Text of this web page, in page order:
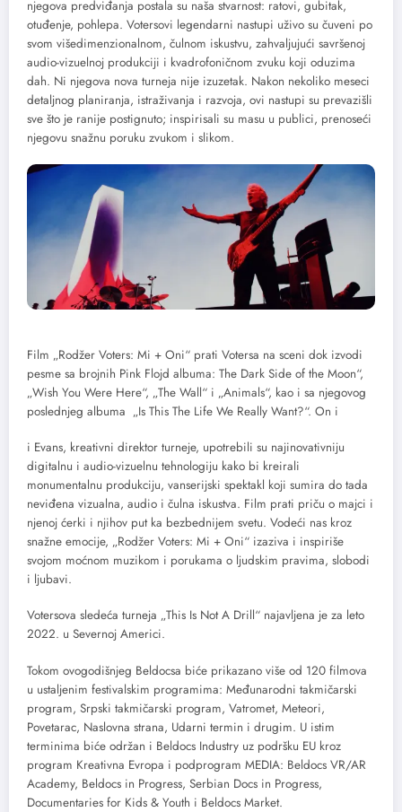
njegova predviđanja postala su naša stvarnost: ratovi, gubitak,
otuđenje, pohlepa. Votersovi legendarni nastupi uživo su čuveni po
svom višedimenzionalnom, čulnom iskustvu, zahvaljujući savršenoj
audio-vizuelnoj produkciji i kvadrofoničnom zvuku koji oduzima
dah. Ni njegova nova turneja nije izuzetak. Nakon nekoliko meseci
detaljnog planiranja, istraživanja i razvoja, ovi nastupi su prevazišli
sve što je ranije postignuto; inspirisali su masu u publici, prenoseći
njegovu snažnu poruku zvukom i slikom.
Film „Rodžer Voters: Mi + Oni“ prati Votersa na sceni dok izvodi
pesme sa brojnih Pink Flojd albuma: The Dark Side of the Moon“,
„Wish You Were Here“, „The Wall“ i „Animals“, kao i sa njegovog
poslednjeg albuma „Is This The Life We Really Want?“. On i
i Evans, kreativni direktor turneje, upotrebili su najinovativniju
digitalnu i audio-vizuelnu tehnologiju kako bi kreirali
monumentalnu produkciju, vanserijski spektakl koji sumira do tada
neviđena vizualna, audio i čulna iskustva. Film prati priču o majci i
njenoj ćerki i njihov put ka bezbednijem svetu. Vodeći nas kroz
snažne emocije, „Rodžer Voters: Mi + Oni“ izaziva i inspiriše
svojom moćnom muzikom i porukama o ljudskim pravima, slobodi
i ljubavi.
Votersova sledeća turneja „This Is Not A Drill“ najavljena je za leto
2022. u Severnoj Americi.
Tokom ovogodišnjeg Beldocsa biće prikazano više od 120 filmova
u ustaljenim festivalskim programima: Međunarodni takmičarski
program, Srpski takmičarski program, Vatromet, Meteori,
Povetarac, Naslovna strana, Udarni termin i drugim. U istim
terminima biće održan i Beldocs Industry uz podršku EU kroz
program Kreativna Evropa i podprogram MEDIA: Beldocs VR/AR
Academy, Beldocs in Progress, Serbian Docs in Progress,
Documentaries for Kids & Youth i Beldocs Market.